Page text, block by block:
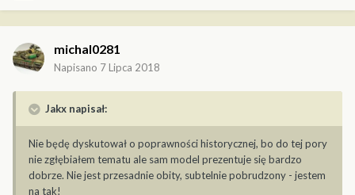
michal0281
Napisano 7 Lipca 2018
Jakx napisał:
Nie będę dyskutował o poprawności historycznej, bo do tej pory
nie zgłębiałem tematu ale sam model prezentuje się bardzo
dobrze. Nie jest przesadnie obity, subtelnie pobrudzony - jestem
na tak!